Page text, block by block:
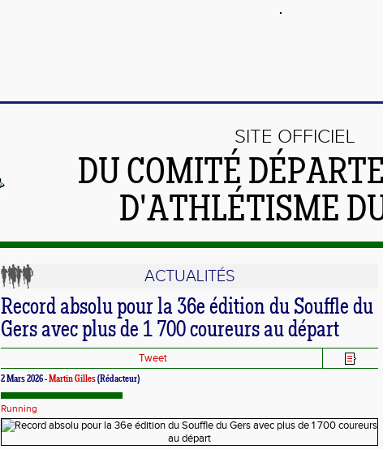
SITE OFFICIEL
DU COMITÉ
D'ATHLÉTISME
ACTUALITÉS
Record absolu pour la 36e édition du Souffle du
Gers avec plus de 1 700 coureurs au départ
Tweet
2 Mars 2026 -Martin Gilles(Rédacteur)
Running